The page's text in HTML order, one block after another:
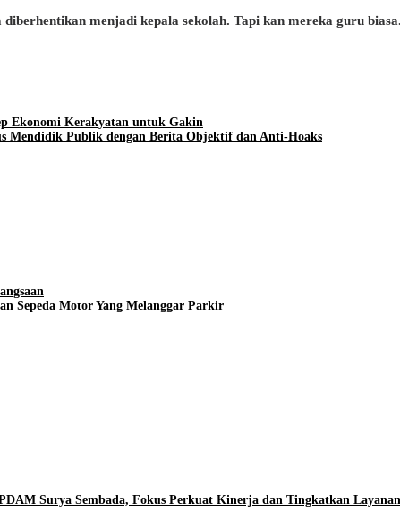
menjadi kepala sekolah. Tapi kan mereka guru
Ekonomi Kerakyatan untuk Gakin
Mendidik Publik dengan Berita Objektif dan Anti-Hoaks
Sepeda Motor Yang Melanggar Parkir
Surya Sembada, Fokus Perkuat Kinerja dan Tingkatkan Layanan